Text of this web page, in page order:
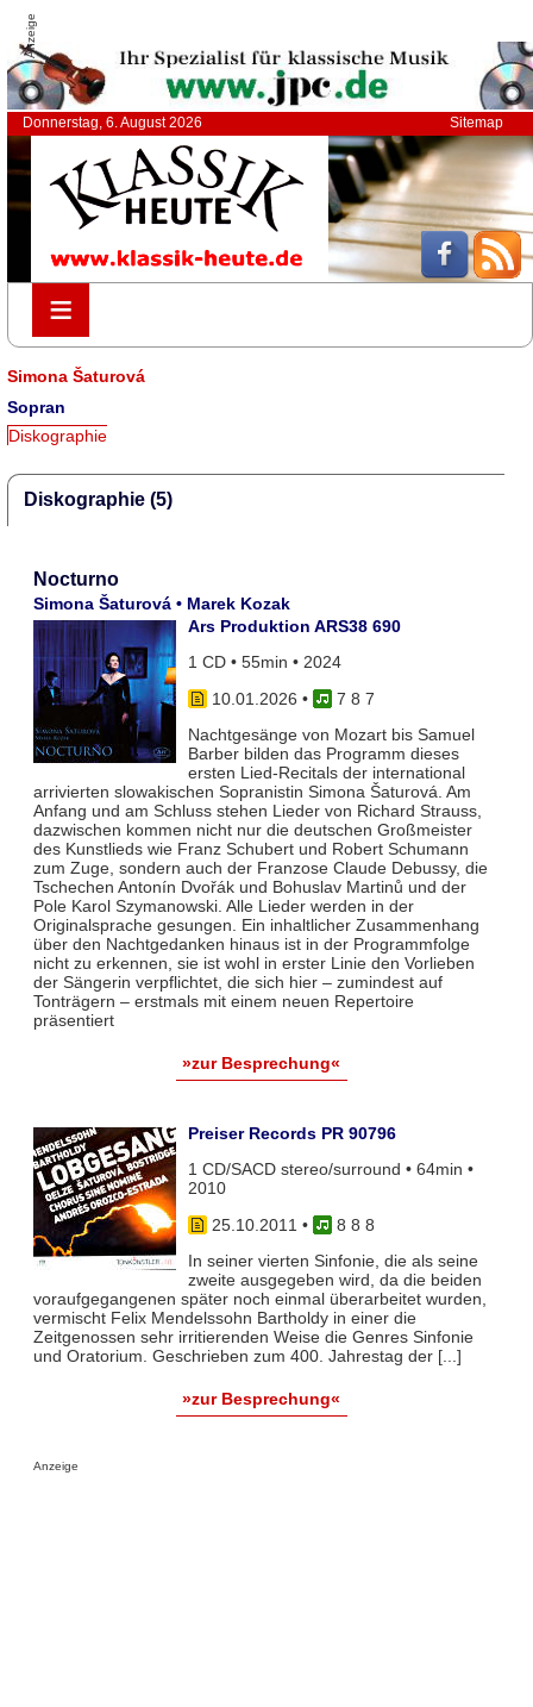
Anzeige
Donnerstag, 6. August 2026 Sitemap
≡
≡
Simona Šaturová
Sopran
Diskographie
Diskographie (5)
Nocturno
Simona Šaturová • Marek Kozak
Ars Produktion ARS38 690
1 CD • 55min • 2024
10.01.2026 •
7 8 7
Nachtgesänge von Mozart bis Samuel
Barber bilden das Programm dieses
ersten Lied-Recitals der international
arrivierten slowakischen Sopranistin Simona Šaturová. Am
Anfang und am Schluss stehen Lieder von Richard Strauss,
dazwischen kommen nicht nur die deutschen Großmeister
des Kunstlieds wie Franz Schubert und Robert Schumann
zum Zuge, sondern auch der Franzose Claude Debussy, die
Tschechen Antonín Dvořák und Bohuslav Martinů und der
Pole Karol Szymanowski. Alle Lieder werden in der
Originalsprache gesungen. Ein inhaltlicher Zusammenhang
über den Nachtgedanken hinaus ist in der Programmfolge
nicht zu erkennen, sie ist wohl in erster Linie den Vorlieben
der Sängerin verpflichtet, die sich hier – zumindest auf
Tonträgern – erstmals mit einem neuen Repertoire
präsentiert
»zur Besprechung«
Preiser Records PR 90796
1 CD/SACD stereo/surround • 64min •
2010
25.10.2011 •
8 8 8
In seiner vierten Sinfonie, die als seine
zweite ausgegeben wird, da die beiden
voraufgegangenen später noch einmal überarbeitet wurden,
vermischt Felix Mendelssohn Bartholdy in einer die
Zeitgenossen sehr irritierenden Weise die Genres Sinfonie
und Oratorium. Geschrieben zum 400. Jahrestag der [...]
»zur Besprechung«
Anzeige